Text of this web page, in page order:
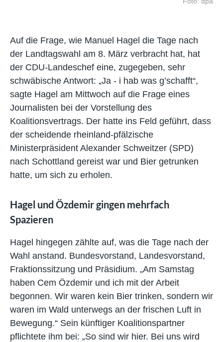
Auf die Frage, wie Manuel Hagel die Tage nach
der Landtagswahl am 8. März verbracht hat, hat
der CDU-Landeschef eine, zugegeben, sehr
schwäbische Antwort: „Ja - i hab was g’schafft“,
sagte Hagel am Mittwoch auf die Frage eines
Journalisten bei der Vorstellung des
Koalitionsvertrags. Der hatte ins Feld geführt, dass
der scheidende rheinland-pfälzische
Ministerpräsident Alexander Schweitzer (SPD)
nach Schottland gereist war und Bier getrunken
hatte, um sich zu erholen.
Hagel und Özdemir gingen mehrfach
Spazieren
Hagel hingegen zählte auf, was die Tage nach der
Wahl anstand. Bundesvorstand, Landesvorstand,
Fraktionssitzung und Präsidium. „Am Samstag
haben Cem Özdemir und ich mit der Arbeit
begonnen. Wir waren kein Bier trinken, sondern wir
waren im Wald unterwegs an der frischen Luft in
Bewegung.“ Sein künftiger Koalitionspartner
pflichtete ihm bei: „So sind wir hier. Bei uns wird